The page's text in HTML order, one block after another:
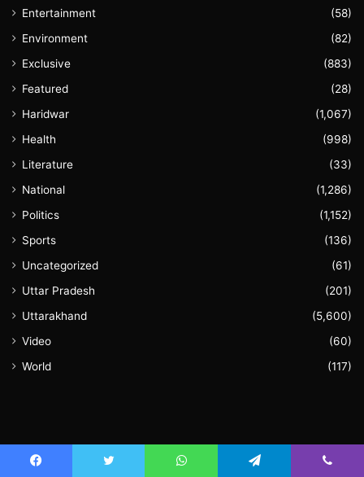
Entertainment
(58)
Environment
(82)
Exclusive
(883)
Featured
(28)
Haridwar
(1,067)
Health
(998)
Literature
(33)
National
(1,286)
Politics
(1,152)
Sports
(136)
Uncategorized
(61)
Uttar Pradesh
(201)
Uttarakhand
(5,600)
Video
(60)
World
(117)